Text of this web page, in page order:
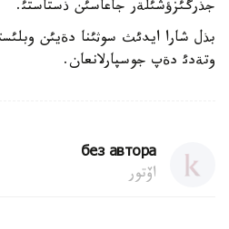
جذرگئزؤشئلةر جاعاسئن ذستاستئ.
بذل شارا ايدئث سوثئنا دةيئن
وتةدئ دةپ جوسپارلانعان.
без автора
اۆتور